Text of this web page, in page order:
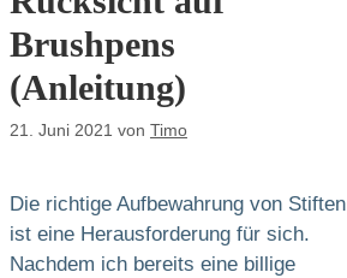
Brushpens
(Anleitung)
21. Juni 2021 von Timo
Die richtige Aufbewahrung von Stiften
ist eine Herausforderung für sich.
Nachdem ich bereits eine billige